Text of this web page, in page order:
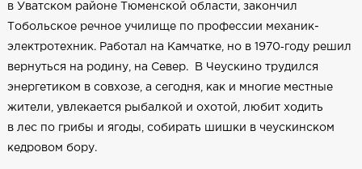
в Уватском районе Тюменской области, закончил
Тобольское речное училище по профессии механик-
электротехник. Работал на Камчатке, но в 1970‑году решил
вернуться на родину, на Север. В Чеускино трудился
энергетиком в совхозе, а сегодня, как и многие местные
жители, увлекается рыбалкой и охотой, любит ходить
в лес по грибы и ягоды, собирать шишки в чеускинском
кедровом бору.